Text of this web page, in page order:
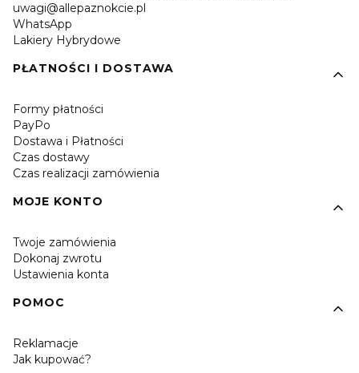
uwagi@allepaznokcie.pl
WhatsApp
Lakiery Hybrydowe
PŁATNOŚCI I DOSTAWA
Formy płatności
PayPo
Dostawa i Płatności
Czas dostawy
Czas realizacji zamówienia
MOJE KONTO
Twoje zamówienia
Dokonaj zwrotu
Ustawienia konta
POMOC
Reklamacje
Jak kupować?